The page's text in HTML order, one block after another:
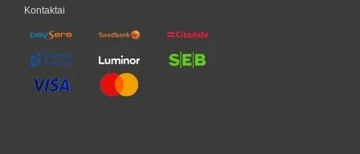
Kontaktai